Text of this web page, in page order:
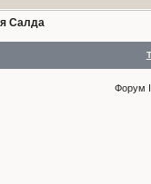
Салда
Форум